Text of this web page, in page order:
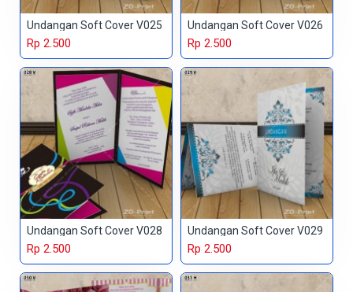
Undangan Soft Cover V025
Rp 2.500
Undangan Soft Cover V026
Rp 2.500
Undangan Soft Cover V028
Rp 2.500
Undangan Soft Cover V029
Rp 2.500